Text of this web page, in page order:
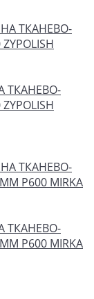
ТКАНЕВО-
ТКАНЕВО-
P600 MIRKA